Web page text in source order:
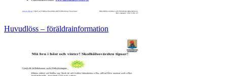
Huvudlöss – föräldrainformation